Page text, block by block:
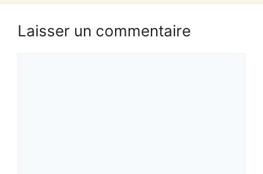
Laisser un commentaire